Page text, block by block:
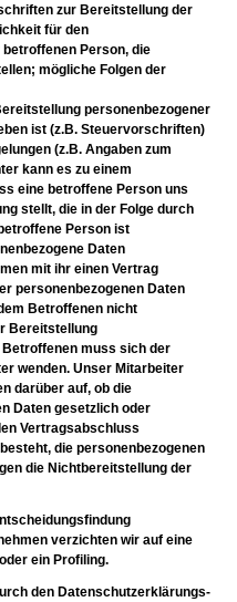
zur Bereitstellung der
für den
Person, die
mögliche Folgen der
personenbezogener
ist (z.B. Steuervorschriften)
(z.B. Angaben zum
kann es zu einem
eine betroffene Person uns
stellt, die in der Folge durch
Person ist
Daten
mit ihr einen Vertrag
personenbezogenen Daten
Betroffenen nicht
Bereitstellung
muss sich der
wenden. Unser Mitarbeiter
darüber auf, ob die
Daten gesetzlich oder
Vertragsabschluss
die personenbezogenen
die Nichtbereitstellung der
verzichten wir auf eine
ein Profiling.
den Datenschutzerklärungs-